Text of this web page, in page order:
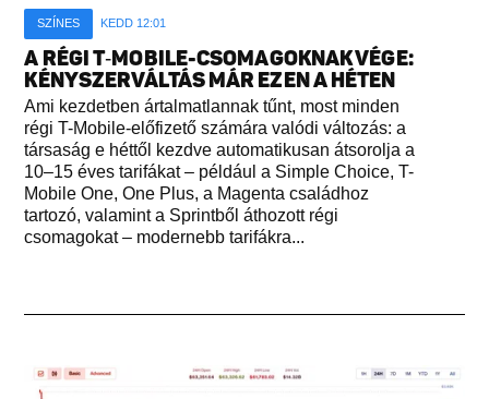
SZÍNES KEDD 12:01
A RÉGI T‑MOBILE-CSOMAGOKNAK VÉGE:
KÉNYSZERVÁLTÁS MÁR EZEN A HÉTEN
Ami kezdetben ártalmatlannak tűnt, most minden
régi T-Mobile-előfizető számára valódi változás: a
társaság e héttől kezdve automatikusan átsorolja a
10–15 éves tarifákat – például a Simple Choice, T-
Mobile One, One Plus, a Magenta családhoz
tartozó, valamint a Sprintből áthozott régi
csomagokat – modernebb tarifákra...